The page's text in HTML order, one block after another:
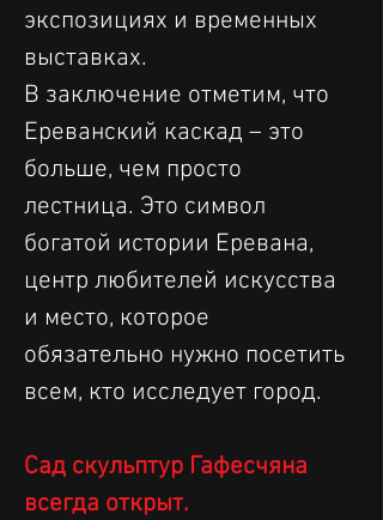
экспозициях и временных
выставках.
В заключение отметим, что
Ереванский каскад – это
больше, чем просто
лестница. Это символ
богатой истории Еревана,
центр любителей искусства
и место, которое
обязательно нужно посетить
всем, кто исследует город.
Сад скульптур Гафесчяна
всегда открыт.